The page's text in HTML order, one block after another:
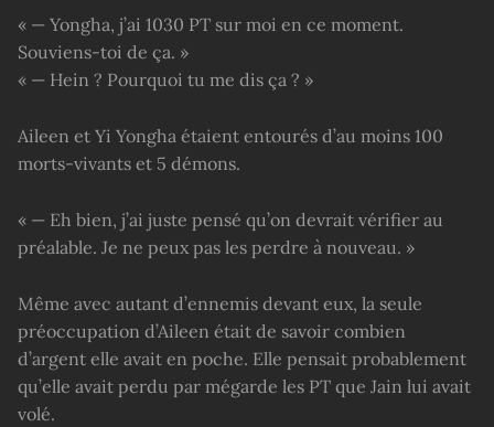
« — Yongha, j’ai 1030 PT sur moi en ce moment.
Souviens-toi de ça. »
« — Hein ? Pourquoi tu me dis ça ? »
Aileen et Yi Yongha étaient entourés d’au moins 100
morts-vivants et 5 démons.
« — Eh bien, j’ai juste pensé qu’on devrait vérifier au
préalable. Je ne peux pas les perdre à nouveau. »
Même avec autant d’ennemis devant eux, la seule
préoccupation d’Aileen était de savoir combien
d’argent elle avait en poche. Elle pensait probablement
qu’elle avait perdu par mégarde les PT que Jain lui avait
volé.